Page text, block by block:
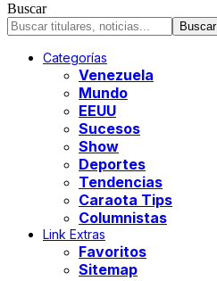
Buscar
Categorías
Venezuela
Mundo
EEUU
Sucesos
Show
Deportes
Tendencias
Caraota Tips
Columnistas
Link Extras
Favoritos
Sitemap